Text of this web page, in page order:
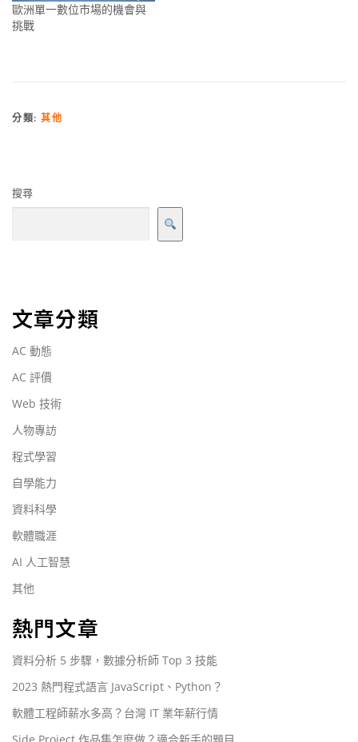
歐洲單一數位市場的機會與
挑戰
分類: 其他
搜尋
文章分類
AC 動態
AC 評價
Web 技術
人物專訪
程式學習
自學能力
資料科學
軟體職涯
AI 人工智慧
其他
熱門文章
資料分析 5 步驟，數據分析師 Top 3 技能
2023 熱門程式語言 JavaScript、Python？
軟體工程師薪水多高？台灣 IT 業年薪行情